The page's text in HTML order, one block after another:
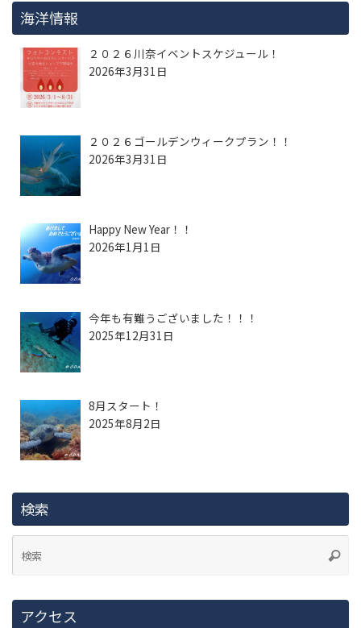
海洋情報
２０２６川奈イベントスケジュール！
2026年3月31日
２０２６ゴールデンウィークプラン！！
2026年3月31日
Happy New Year！！
2026年1月1日
今年も有難うございました！！！
2025年12月31日
8月スタート！
2025年8月2日
検索
アクセス